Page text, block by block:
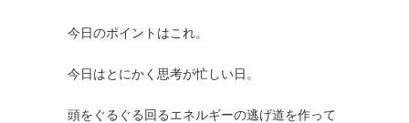
今日のポイントはこれ。
今日はとにかく思考が忙しい日。
頭をぐるぐる回るエネルギーの逃げ道を作って